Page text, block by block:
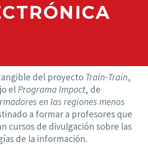
del proyecto Train-Train,
elPrograma Impact, de
en las regiones menos
a formar a profesores que
cursos de divulgación sobre las
de la información.